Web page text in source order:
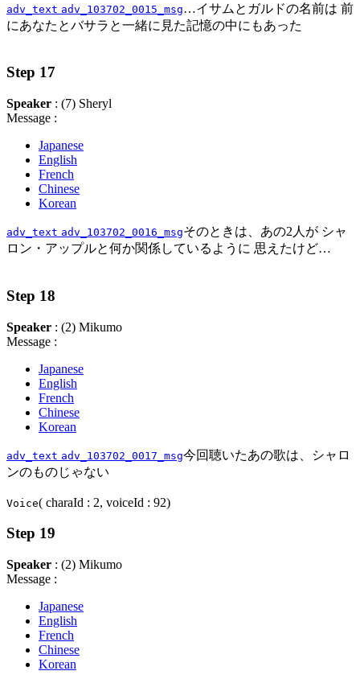
adv_text adv_103702_0015_msg…イサムとガルドの名前は 前
にあなたとバサラと一緒に見た記憶の中にもあった
Step 17
Speaker : (7) Sheryl
Message :
Japanese
English
French
Chinese
Korean
adv_text adv_103702_0016_msgそのときは、あの2人が シャ
ロン・アップルと何か関係しているように 思えたけど…
Step 18
Speaker : (2) Mikumo
Message :
Japanese
English
French
Chinese
Korean
adv_text adv_103702_0017_msg今回聴いたあの歌は、シャロ
ンのものじゃない
Voice( charaId : 2, voiceId : 92)
Step 19
Speaker : (2) Mikumo
Message :
Japanese
English
French
Chinese
Korean